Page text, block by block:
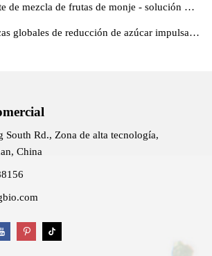
Anterior: edulcorante de mezcla de frutas de monje - solución natural de reducción de azúcar en calorías cero
Siguiente: las políticas globales de reducción de azúcar impulsan la demanda de natural
South Rd., Zona de alta tecnología,
China